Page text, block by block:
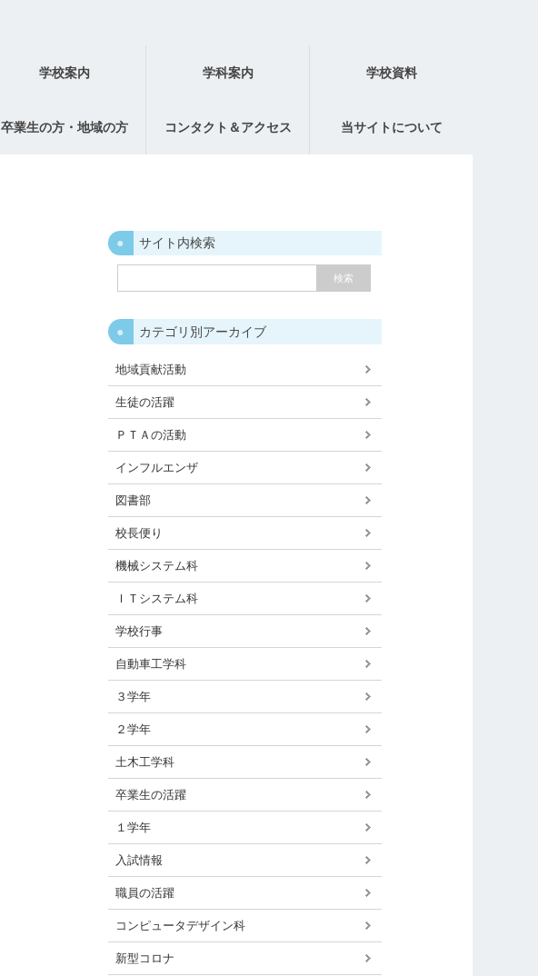
学校案内 学科案内 学校資料
卒業生の方・地域の方 コンタクト＆アクセス 当サイトについて
サイト内検索
カテゴリ別アーカイブ
地域貢献活動
生徒の活躍
ＰＴＡの活動
インフルエンザ
図書部
校長便り
機械システム科
ＩＴシステム科
学校行事
自動車工学科
３学年
２学年
土木工学科
卒業生の活躍
１学年
入試情報
職員の活躍
コンピュータデザイン科
新型コロナ